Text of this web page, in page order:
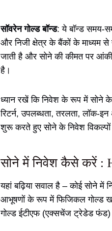
सॉवरेन गोल्ड बॉन्ड: ये बॉन्ड समय-
और निजी क्षेत्र के बैंकों के माध्यम से
जाती है और सोने की कीमत पर आंकी
है।
ध्यान रखें कि निवेश के रूप में सोने के
रिटर्न, उपलब्धता, तरलता, लॉक-
शुरू करते हुए सोने के निवेश
सोने में निवेश कैसे करें :
यहां बढ़िया सवाल है – कोई सोने
आभूषणों के रूप में फिजिकल गोल्ड
गोल्ड ईटीएफ (एक्सचेंज ट्रेडेड